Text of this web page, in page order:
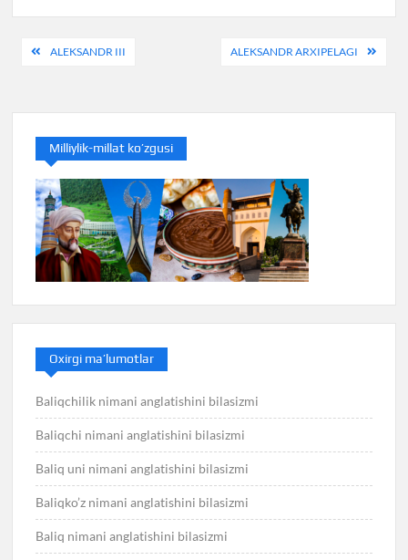
PostALEKSANDR III ALEKSANDR ARXIPELAGI
Milliylik-millat ko’zgusi
Oxirgi ma’lumotlar
Baliqchilik nimani anglatishini bilasizmi
Baliqchi nimani anglatishini bilasizmi
Baliq uni nimani anglatishini bilasizmi
Baliqko’z nimani anglatishini bilasizmi
Baliq nimani anglatishini bilasizmi